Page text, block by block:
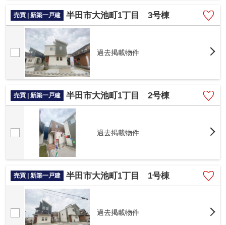
売買 | 新築一戸建 半田市大池町1丁目 3号棟
過去掲載物件
売買 | 新築一戸建 半田市大池町1丁目 2号棟
過去掲載物件
売買 | 新築一戸建 半田市大池町1丁目 1号棟
過去掲載物件